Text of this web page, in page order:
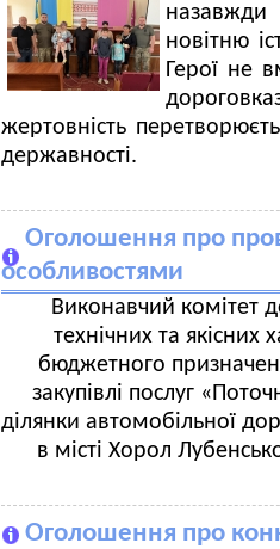
новітню
Герої не
жертовність
державності.
Оголошення про
особливостями
Виконавчий комітет
технічних та якісних
бюджетного
закупівлі послуг
ділянки автомобільної
в місті Хорол
Оголошення про